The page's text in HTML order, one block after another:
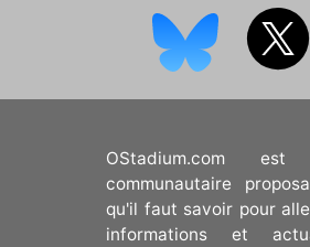
OStadium.com
communautaire
qu'il faut savoir pour
informations et